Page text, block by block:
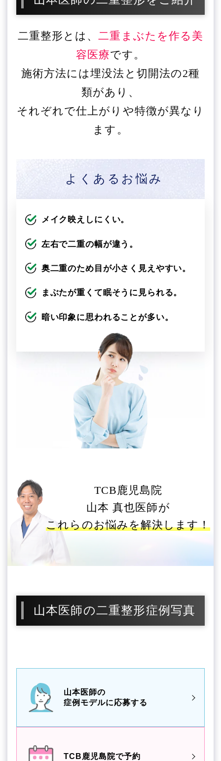
二重整形とは、二重まぶたを作る美
容医療です。
施術方法には埋没法と切開法の2種
類があり、
それぞれで仕上がりや特徴が異なり
ます。
よくあるお悩み
メイク映えしにくい。
左右で二重の幅が違う。
奥二重のため目が小さく見えやすい。
まぶたが重くて眠そうに見られる。
暗い印象に思われることが多い。
TCB鹿児島院
山本 真也医師が
これらのお悩みを解決します！
山本医師の二重整形症例写真
山本医師の
症例モデルに応募する
TCB鹿児島院で予約